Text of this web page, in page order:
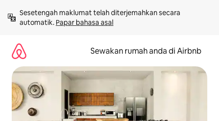
kandungan
Sesetengah maklumat telah diterjemahkan secara
automatik. Papar bahasa asal
Sewakan rumah anda di Airbnb